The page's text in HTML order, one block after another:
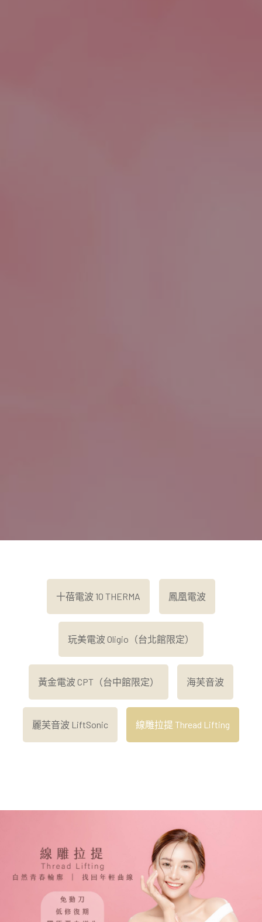
十蓓電波 10 THERMA 鳳凰電波
玩美電波 Oligio（台北館限定）
黃金電波 CPT（台中館限定） 海芙音波
麗芙音波 LiftSonic 線雕拉提 Thread Lifting